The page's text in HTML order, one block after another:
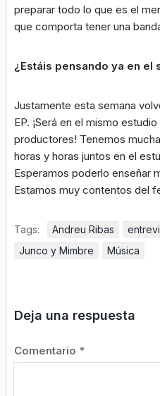
preparar todo lo que es el
que comporta tener una
¿Estáis pensando ya en el
Justamente esta semana
EP. ¡Será en el mismo
productores! Tenemos
horas y horas juntos en el
Esperamos poderlo enseñar
Estamos muy contentos del
Tags: Andreu Ribas
Junco y Mimbre
Música
Deja una respuesta
Comentario *